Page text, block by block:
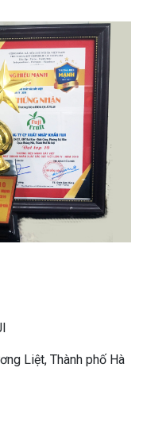
Liệt, Thành phố Hà